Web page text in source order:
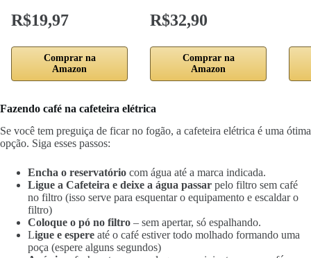
R$19,97
Comprar na
Amazon
R$32,90
Comprar na
Amazon
Fazendo café na cafeteira elétrica
Se você tem preguiça de ficar no fogão, a cafeteira elétrica é uma ótima
opção. Siga esses passos:
Encha o reservatório com água até a marca indicada.
Ligue a Cafeteira e deixe a água passar pelo filtro sem café
no filtro (isso serve para esquentar o equipamento e escaldar o
filtro)
Coloque o pó no filtro – sem apertar, só espalhando.
Ligue e espere até o café estiver todo molhado formando uma
poça (espere alguns segundos)